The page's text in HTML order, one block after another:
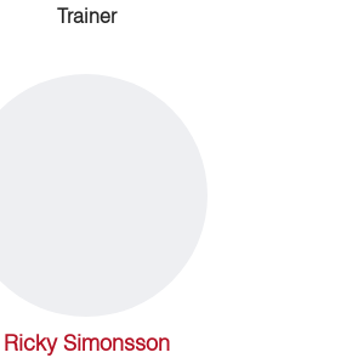
Trainer
Ricky Simonsson